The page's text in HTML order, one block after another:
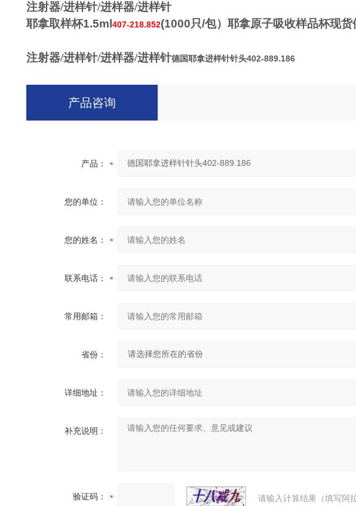
注射器/进样针/进样器/进样针
耶拿取样杯1.5ml 407-218.852(1000只/包）耶拿原子吸收样品杯现货
注射器/进样针/进样器/进样针德国耶拿进样针针头402-889.186
产品咨询
产品：
您的单位：
您的姓名：
联系电话：
常用邮箱：
省份：
详细地址：
补充说明：
验证码： 请输入计算结果（填写阿